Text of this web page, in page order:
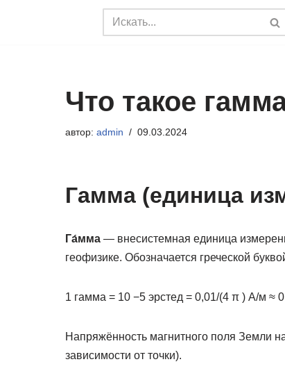
Что такое
автор: admin 09.03.2024
Гамма (единица
Га́мма— внесистемная единица
геофизике. Обозначается греческой
1 гамма = 10 −5 эрстед = 0,01/(4 π ) A/м ≈
Напряжённость магнитного поля Земли
зависимости от точки).